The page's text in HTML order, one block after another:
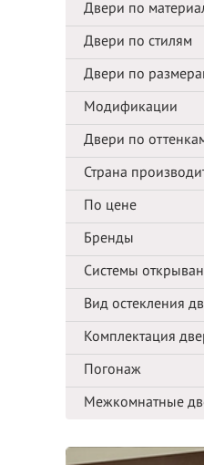
Двери по
Двери по стилям
Двери по
Модификации
Двери по
Страна
По цене
Бренды
Системы
Вид остекления
Комплектация
Погонаж
Межкомнатные